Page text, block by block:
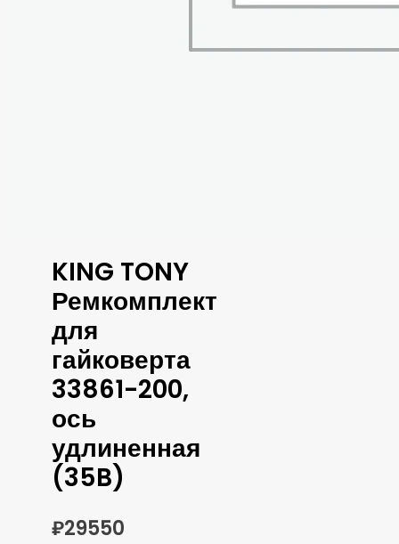
KING TONY
Ремкомплект
для
гайковерта
33861-200,
ось
удлиненная
(35B)
₽29550